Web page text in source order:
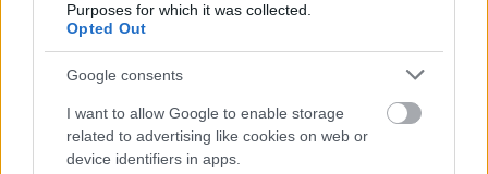
Purposes for which it was collected.
Opted Out
Google consents
I want to allow Google to enable storage
related to advertising like cookies on web or
device identifiers in apps.